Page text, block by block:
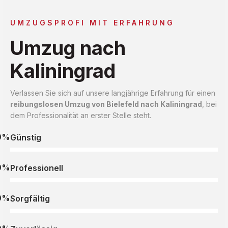
UMZUGSPROFI MIT ERFAHRUNG
Umzug nach
Kaliningrad
Verlassen Sie sich auf unsere langjährige Erfahrung für einen
reibungslosen Umzug von Bielefeld nach Kaliningrad , bei
dem Professionalität an erster Stelle steht.
Günstig
Professionell
Sorgfältig